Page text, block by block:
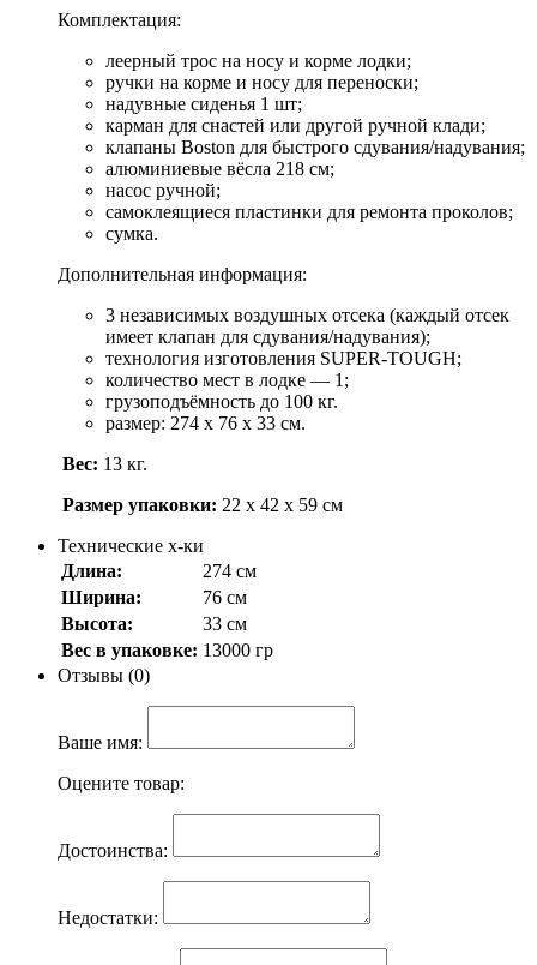
Комплектация:
леерный трос на носу и корме лодки;
ручки на корме и носу для переноски;
надувные сиденья 1 шт;
карман для снастей или другой ручной клади;
клапаны Boston для быстрого сдувания/надувания;
алюминиевые вёсла 218 см;
насос ручной;
самоклеящиеся пластинки для ремонта проколов;
сумка.
Дополнительная информация:
3 независимых воздушных отсека (каждый отсек
имеет клапан для сдувания/надувания);
технология изготовления SUPER-TOUGH;
количество мест в лодке — 1;
грузоподъёмность до 100 кг.
размер: 274 х 76 х 33 см.
Вес: 13 кг.
Размер упаковки: 22 х 42 х 59 см
Технические х-ки
Длина:
274 см
Ширина:
76 см
Высота:
33 см
Вес в упаковке: 13000 гр
Отзывы (0)
Ваше имя:
Оцените товар:
Достоинства:
Недостатки: